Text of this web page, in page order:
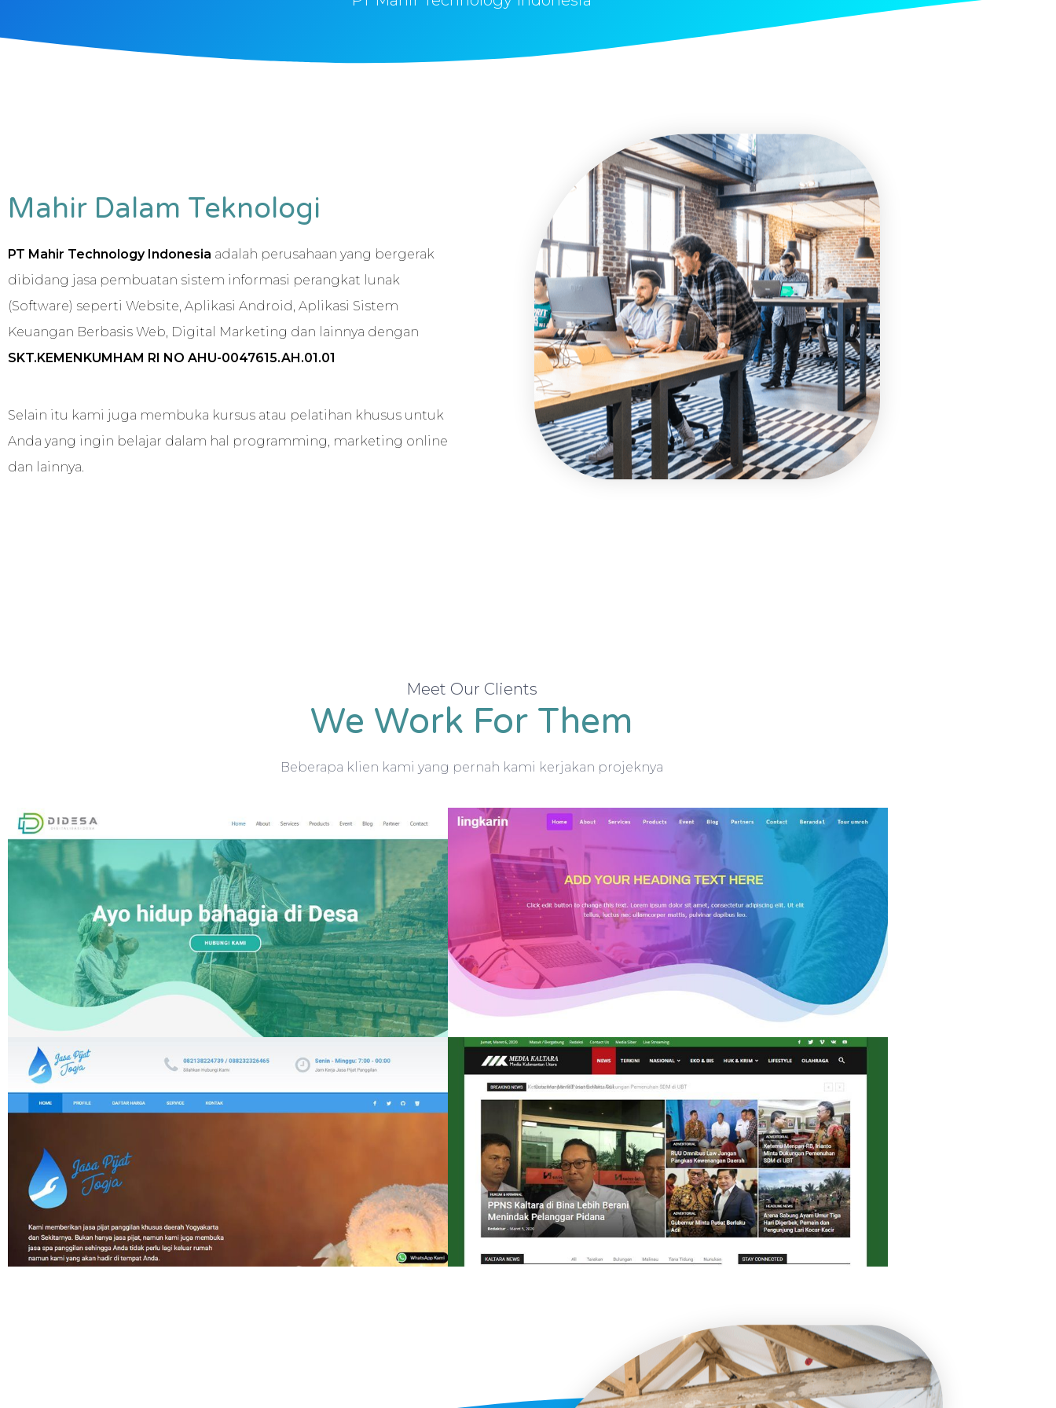
Mahir Dalam Teknologi
PT Mahir Technology Indonesia adalah perusahaan yang bergerak
dibidang jasa pembuatan sistem informasi perangkat lunak
(Software) seperti Website, Aplikasi Android, Aplikasi Sistem
Keuangan Berbasis Web, Digital Marketing dan lainnya dengan
SKT.KEMENKUMHAM RI NO AHU-0047615.AH.01.01
Selain itu kami juga membuka kursus atau pelatihan khusus untuk
Anda yang ingin belajar dalam hal programming, marketing online
dan lainnya.
Meet Our Clients
We Work For Them
Beberapa klien kami yang pernah kami kerjakan projeknya